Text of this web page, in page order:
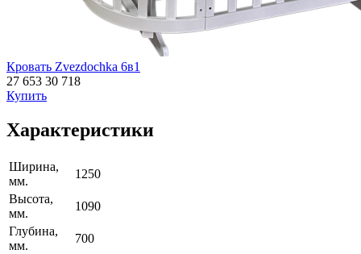
Кровать Zvezdochka 6в1
27 653 30 718
Купить
Характеристики
Ширина,
мм.
1250
Высота,
мм.
1090
Глубина,
мм.
700